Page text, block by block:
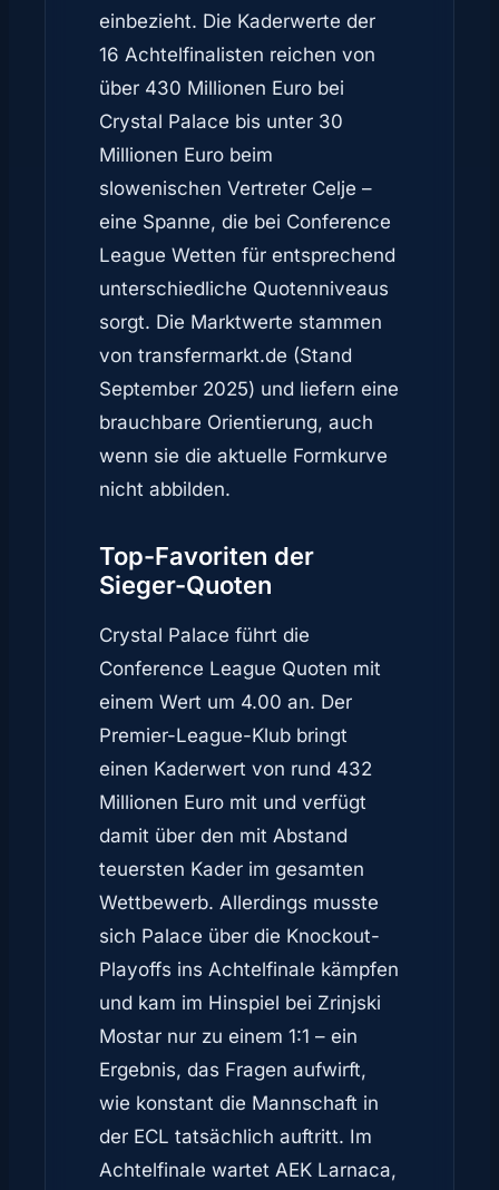
einbezieht. Die Kaderwerte der
16 Achtelfinalisten reichen von
über 430 Millionen Euro bei
Crystal Palace bis unter 30
Millionen Euro beim
slowenischen Vertreter Celje –
eine Spanne, die bei Conference
League Wetten für entsprechend
unterschiedliche Quotenniveaus
sorgt. Die Marktwerte stammen
von transfermarkt.de (Stand
September 2025) und liefern eine
brauchbare Orientierung, auch
wenn sie die aktuelle Formkurve
nicht abbilden.
Top-Favoriten der
Sieger-Quoten
Crystal Palace führt die
Conference League Quoten mit
einem Wert um 4.00 an. Der
Premier-League-Klub bringt
einen Kaderwert von rund 432
Millionen Euro mit und verfügt
damit über den mit Abstand
teuersten Kader im gesamten
Wettbewerb. Allerdings musste
sich Palace über die Knockout-
Playoffs ins Achtelfinale kämpfen
und kam im Hinspiel bei Zrinjski
Mostar nur zu einem 1:1 – ein
Ergebnis, das Fragen aufwirft,
wie konstant die Mannschaft in
der ECL tatsächlich auftritt. Im
Achtelfinale wartet AEK Larnaca,